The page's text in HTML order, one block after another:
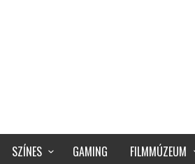
SZÍNES GAMING FILMMÚZEUM